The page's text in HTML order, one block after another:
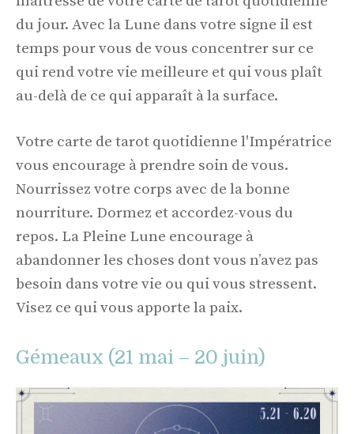
du jour. Avec la Lune dans votre signe il est
temps pour vous de vous concentrer sur ce
qui rend votre vie meilleure et qui vous plaît
au-delà de ce qui apparaît à la surface.
Votre carte de tarot quotidienne l'Impératrice
vous encourage à prendre soin de vous.
Nourrissez votre corps avec de la bonne
nourriture. Dormez et accordez-vous du
repos. La Pleine Lune encourage à
abandonner les choses dont vous n’avez pas
besoin dans votre vie ou qui vous stressent.
Visez ce qui vous apporte la paix.
Gémeaux (21 mai – 20 juin)